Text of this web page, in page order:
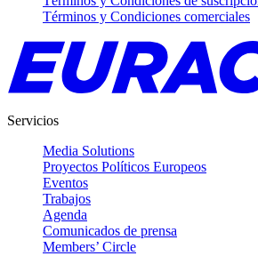
Términos y Condiciones comerciales
Servicios
Media Solutions
Proyectos Políticos Europeos
Eventos
Trabajos
Agenda
Comunicados de prensa
Members’ Circle